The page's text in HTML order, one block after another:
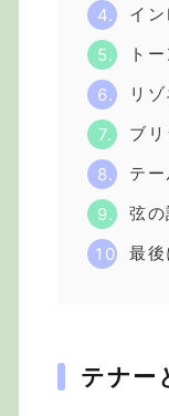
イン
ト
リ
ブ
テ
弦の
最後
テナー